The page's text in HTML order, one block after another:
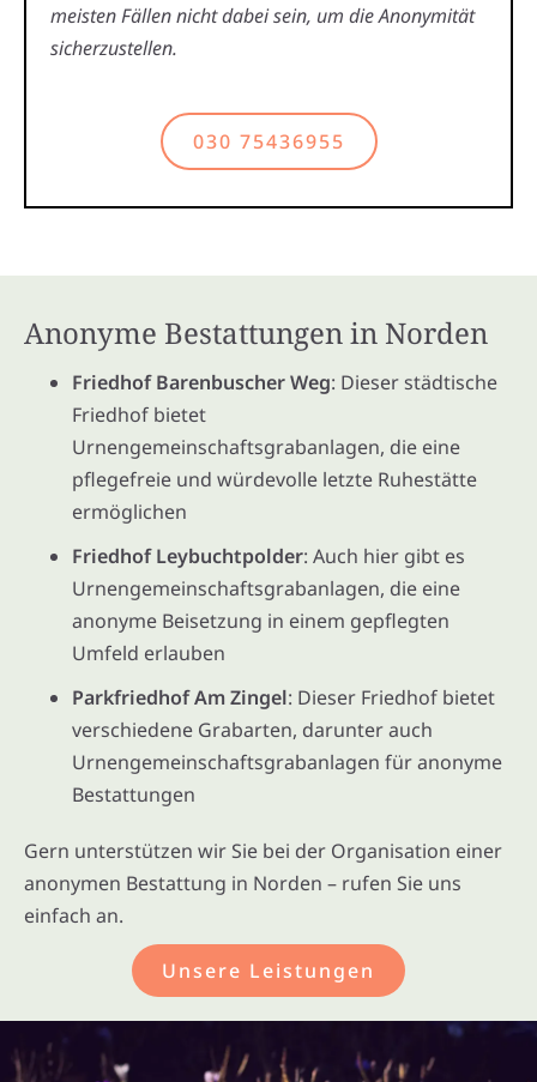
meisten Fällen nicht dabei sein, um die Anonymität
sicherzustellen.
030 75436955
Anonyme Bestattungen in Norden
Friedhof Barenbuscher Weg: Dieser städtische
Friedhof bietet
Urnengemeinschaftsgrabanlagen, die eine
pflegefreie und würdevolle letzte Ruhestätte
ermöglichen
Friedhof Leybuchtpolder: Auch hier gibt es
Urnengemeinschaftsgrabanlagen, die eine
anonyme Beisetzung in einem gepflegten
Umfeld erlauben
Parkfriedhof Am Zingel: Dieser Friedhof bietet
verschiedene Grabarten, darunter auch
Urnengemeinschaftsgrabanlagen für anonyme
Bestattungen
Gern unterstützen wir Sie bei der Organisation einer
anonymen Bestattung in Norden – rufen Sie uns
einfach an.
Unsere Leistungen